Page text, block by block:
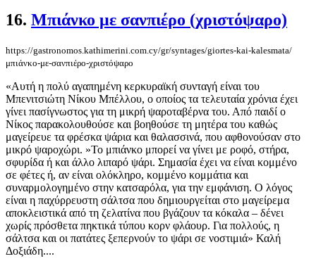
16. Μπιάνκο με σανπιέρο (χριστόψαρο)
https://gastronomos.kathimerini.com.cy/gr/syntages/giortes-kai-kalesmata/
μπιάνκο-με-σανπιέρο-χριστόψαρο
«Αυτή η πολύ αγαπημένη κερκυραϊκή συνταγή είναι του
Μπενιτσιώτη Νίκου Μπέλλου, ο οποίος τα τελευταία χρόνια έχει
γίνει πασίγνωστος για τη μικρή ψαροταβέρνα του. Από παιδί ο
Νίκος παρακολουθούσε και βοηθούσε τη μητέρα του καθώς
μαγείρευε τα φρέσκα ψάρια και θαλασσινά, που αφθονούσαν στο
μικρό ψαροχώρι. »Το μπιάνκο μπορεί να γίνει με ροφό, στήρα,
σφυρίδα ή και άλλο λιπαρό ψάρι. Σημασία έχει να είναι κομμένο
σε φέτες ή, αν είναι ολόκληρο, κομμένο κομμάτια και
συναρμολογημένο στην κατσαρόλα, για την εμφάνιση. Ο λόγος
είναι η παχύρρευστη σάλτσα που δημιουργείται στο μαγείρεμα
αποκλειστικά από τη ζελατίνα που βγάζουν τα κόκαλα – δένει
χωρίς πρόσθετα πηκτικά τύπου κορν φλάουρ. Για πολλούς, η
σάλτσα και οι πατάτες ξεπερνούν το ψάρι σε νοστιμιά» Καλή
Δοξιάδη....